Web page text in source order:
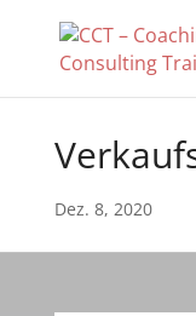
Dez. 8, 2020